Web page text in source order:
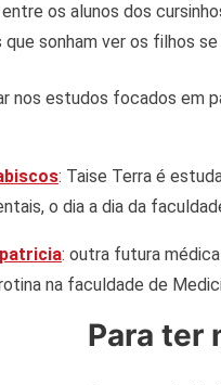
os alunos dos
que sonham ver os filhos
nos estudos focados em
: Taise Terra é
o dia a dia da
: outra futura
na faculdade de
Para ter